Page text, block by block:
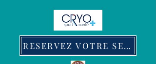
RESERVEZ VOTRE SEANCE